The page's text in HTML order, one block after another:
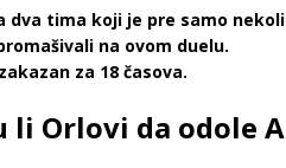
dva tima koji je pre samo
na ovom duelu.
za 18 časova.
li Orlovi da odole